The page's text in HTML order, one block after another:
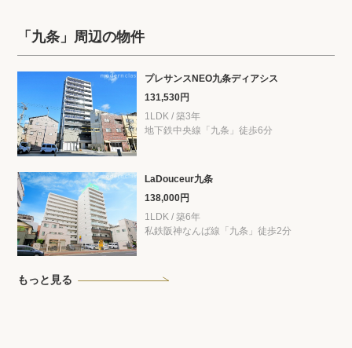
「九条」周辺の物件
プレサンスNEO九条ディアシス
131,530円
1LDK / 築3年
地下鉄中央線「九条」徒歩6分
LaDouceur九条
138,000円
1LDK / 築6年
私鉄阪神なんば線「九条」徒歩2分
もっと見る